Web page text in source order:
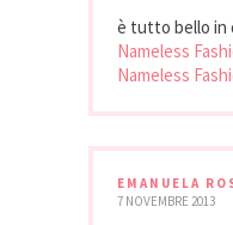
è tutto bello in
Nameless
Nameless
EMANUELA
7 NOVEMBRE 2013